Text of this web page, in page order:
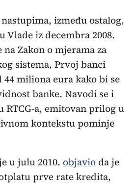
između ostalog,
iz decembra 2008.
na Zakon o mjerama za
sistema, Prvoj banci
miliona eura kako bi se
banke. Navodi se i
RTCG-a, emitovan prilog u
kontekstu pominje
u julu 2010. objavio da je
prve rate kredita,